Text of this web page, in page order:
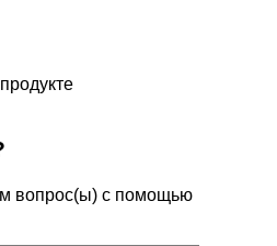
вопрос(ы) с помощью